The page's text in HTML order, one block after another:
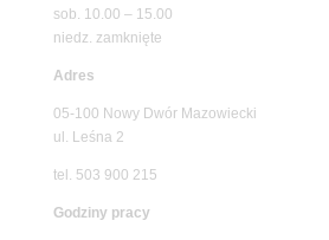
sob. 10.00 – 15.00
niedz. zamknięte
Adres
05-100 Nowy Dwór Mazowiecki
ul. Leśna 2
tel. 503 900 215
Godziny pracy